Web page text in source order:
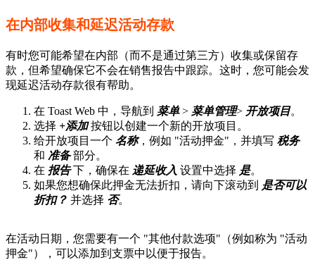
在内部收集和延迟活动存款
有时您可能希望在内部（而不是通过第三方）收集或保留存
款，但希望确保它不会在销售报告中跟踪。这时，您可能会发
现延迟活动存款很有帮助。
在 Toast Web 中，导航到 菜单> 菜单管理> 开放项目。
选择 +添加按钮以创建一个新的开放项目。
给开放项目一个 名称，例如 "活动押金"，并填写 税务
和 准备部分。
在 报告下，确保在 递延收入 设置中选择 是。
如果您想确保此押金无法折扣，请向下滚动到 是否可以
折扣？ 并选择 否。
在活动日期，您需要有一个 "其他付款选项"（例如称为 "活动
押金"），可以添加到支票中以便于报告。